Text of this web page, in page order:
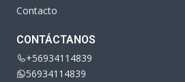
Contacto
CONTÁCTANOS
+56934114839
56934114839